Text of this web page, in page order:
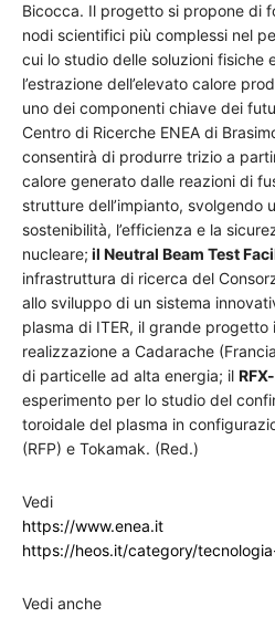
Bicocca. Il progetto si propone di
nodi scientifici più complessi nel
cui lo studio delle soluzioni fisiche
l’estrazione dell’elevato calore
uno dei componenti chiave dei
Centro di Ricerche ENEA di
consentirà di produrre trizio a
calore generato dalle reazioni di
strutture dell’impianto, svolgendo
sostenibilità, l’efficienza e la
nucleare; il Neutral Beam Test
infrastruttura di ricerca del
allo sviluppo di un sistema
plasma di ITER, il grande
realizzazione a Cadarache
di particelle ad alta energia; il
esperimento per lo studio del
toroidale del plasma in
(RFP) e Tokamak. (Red.)
Vedi
https://www.enea.it
https://heos.it/category/
Vedi anche